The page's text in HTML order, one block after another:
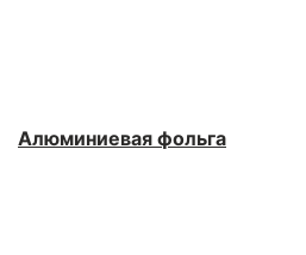
Алюминиевая фольга